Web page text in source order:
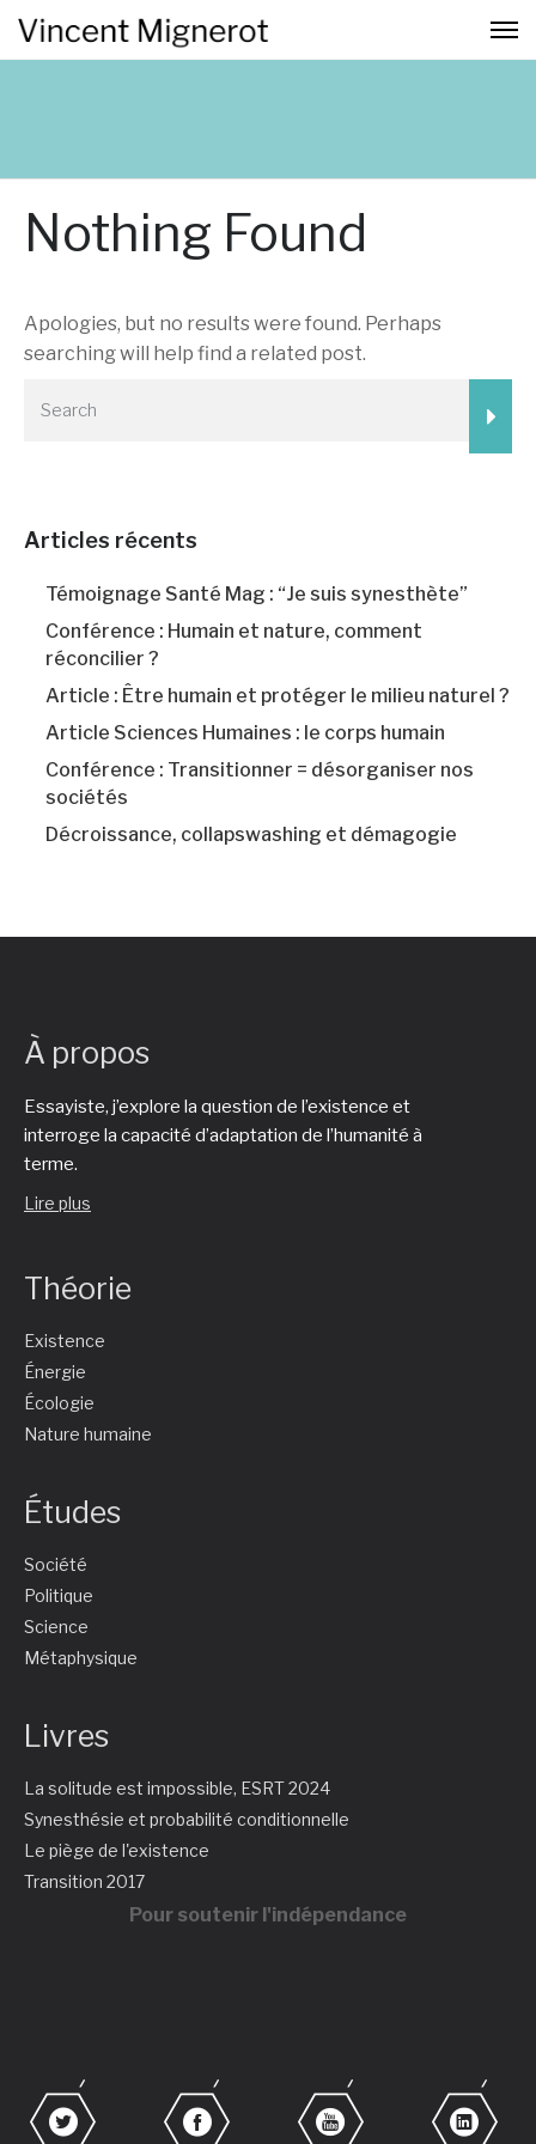
Nothing Found
Apologies, but no results were found. Perhaps
searching will help find a related post.
Articles récents
Témoignage Santé Mag : “Je suis synesthète”
Conférence : Humain et nature, comment
réconcilier ?
Article : Être humain et protéger le milieu naturel ?
Article Sciences Humaines : le corps humain
Conférence : Transitionner = désorganiser nos
sociétés
Décroissance, collapswashing et démagogie
À propos
Essayiste, j’explore la question de l’existence et
interroge la capacité d’adaptation de l’humanité à
terme.
Lire plus
Théorie
Existence
Énergie
Écologie
Nature humaine
Études
Société
Politique
Science
Métaphysique
Livres
La solitude est impossible, ESRT 2024
Synesthésie et probabilité conditionnelle
Le piège de l'existence
Transition 2017
Pour soutenir l'indépendance